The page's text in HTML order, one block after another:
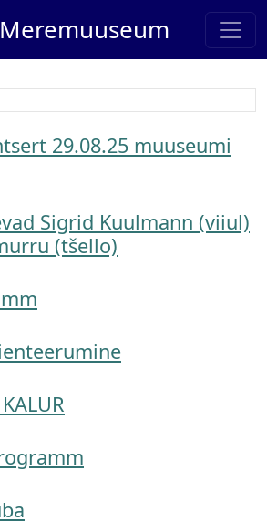
29.08.25 muuseumi
Sigrid Kuulmann (viiul)
(tšello)